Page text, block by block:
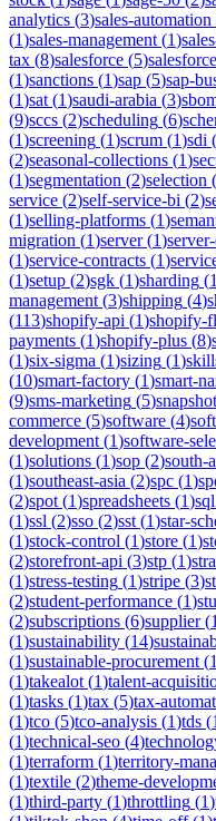
analytics (3)sales-automation
(1)sales-management (1)
tax (8)salesforce (5)
(1)sanctions (1)sap (5)sap-
(1)sat (1)saudi-arabia (3)
(9)sccs (2)scheduling (6)
(1)screening (1)scrum (1)sdi (
(2)seasonal-collections (1)
(1)segmentation (2)selection (
service (2)self-service-bi (2)
(1)selling-platforms (1)
migration (1)server(1)
(1)service-contracts (1)
(1)setup (2)sgk (1)sharding (1
management (3)shipping (4)
(113)shopify-api (1)shopify-
payments (1)shopify-plus (8)
(1)six-sigma (1)sizing (1)
(10)smart-factory (1)smart-
(9)sms-marketing (5)
commerce (5)software (4)
development (1)software-
(1)solutions (1)sop (2)south-
(1)southeast-asia (2)spc (1)
(2)spot (1)spreadsheets (1)sql
(1)ssl (2)sso (2)sst (1)star-
(1)stock-control (1)store (1)
(2)storefront-api (3)stp (1)
(1)stress-testing (1)stripe (3)
(2)student-performance (1)
(2)subscriptions (6)supplier(1
(1)sustainability (14)
(1)sustainable-procurement (1
(1)takealot (1)talent-
(1)tasks (1)tax (5)tax-
(1)tco (5)tco-analysis (1)tds (1
(1)technical-seo (4)
(1)terraform (1)territory-
(1)textile (2)theme-
(1)third-party (1)throttling (1)